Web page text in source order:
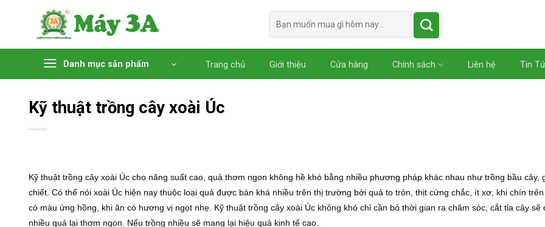
dung
kiếm:
Danh mục sản phẩm Trang chủ Giới thiệu Cửa hàng Chính sách Liên hệ Tin
Kỹ thuật trồng cây xoài Úc
Kỹ thuật trồng cây xoài Úc cho năng suất cao, quả thơm ngon không hề khó bằng nhiều phương pháp khác nhau như trồng bầu cây,
chiết. Có thể nói xoài Úc hiện nay thuộc loại quả được bán khá nhiều trên thị trường bởi quả to tròn, thịt cứng chắc, ít xơ, khi chín
có màu ửng hồng, khi ăn có hương vị ngọt nhẹ. Kỹ thuật trồng cây xoài Úc không khó chỉ cần bỏ thời gian ra chăm sóc, cắt tỉa cây sẽ
nhiều quả lại thơm ngon. Nếu trồng nhiều sẽ mang lại hiệu quả kinh tế cao.